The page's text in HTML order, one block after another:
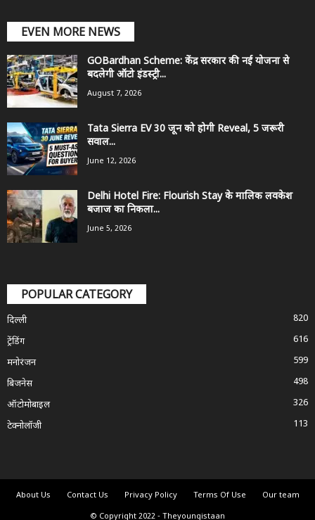
EVEN MORE NEWS
GOBardhan Scheme: केंद्र सरकार की नई योजना से
बदलेगी ऑटो इंडस्ट्री...
August 7, 2026
Tata Sierra EV 30 जून को होगी Reveal, 5 जरूरी
सवाल...
June 12, 2026
Delhi Hotel Fire: Flourish Stay के मालिक लवकेश
बजाज का निकला...
June 5, 2026
POPULAR CATEGORY
दिल्ली
820
ट्रेंडिंग
616
मनोरंजन
599
बिजनेस
498
ऑटोमोबाइल
326
टेक्नोलॉजी
113
About Us Contact Us Privacy Policy Terms Of Use Our team
© Copyright 2022 - Theyoungistaan